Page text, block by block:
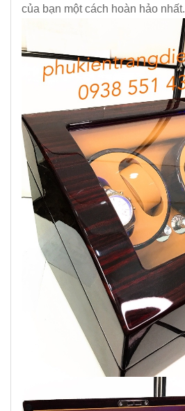
của bạn một cách hoàn hảo nhất.